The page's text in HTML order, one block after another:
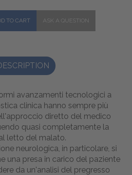
avanzamenti tecnologici a
clinica hanno sempre più
diretto del medico
quasi completamente la
letto del malato.
neurologica, in particolare, si
una presa in carico del paziente
da un'analisi del pregresso